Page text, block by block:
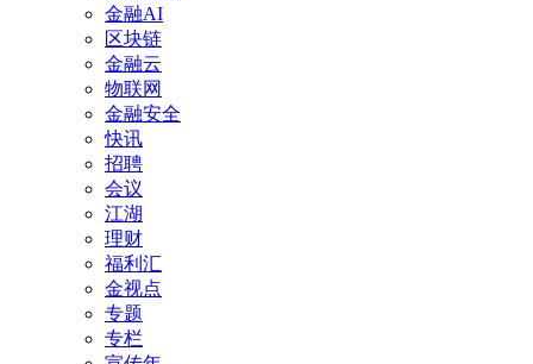
金融AI
区块链
金融云
物联网
金融安全
快讯
招聘
会议
江湖
理财
福利汇
金视点
专题
专栏